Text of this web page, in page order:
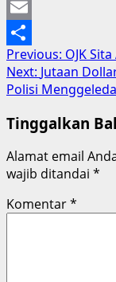
Mastodon
Email
Share
Post
navigation
Previous: OJK
Next: Jutaan
Polisi
Tinggalkan
Alamat email
wajib ditandai *
Komentar*